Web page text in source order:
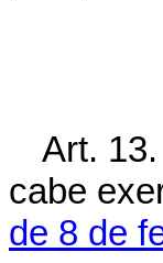
Art.
cabe
de 8 de